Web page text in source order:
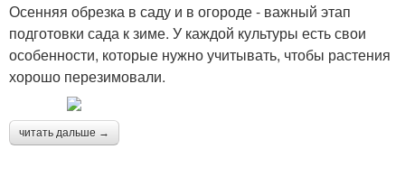
Осенняя обрезка в саду и в огороде - важный этап
подготовки сада к зиме. У каждой культуры есть свои
особенности, которые нужно учитывать, чтобы растения
хорошо перезимовали.
читать дальше →